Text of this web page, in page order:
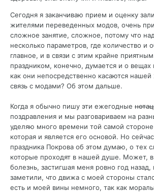
Сегодня я заканчиваю прием и оценку
жителями переведенных модов, очень
сложное занятие, сложное, потому что
несколько параметров, где количество и
главное, и в связи с этим крайне
праздником, конечно, думается и о
как они непосредственно касаются нашей
связь с модами? Об этом дальше.
Когда я обычно пишу эти ежегодные
поздравления и мы разговариваем на
уделяю много времени той самой стороне
которая и является его основой. Но
праздника Покрова об этом думаю, о тех
которые проходят в нашей душе. Может, в
болезнь, застигшая меня ровно год
заметили, что движа с моей стороны
есть и моей вины немного, так как